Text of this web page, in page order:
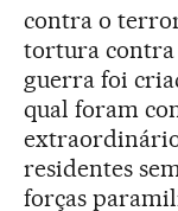
contra o
tortura contra
guerra foi
qual foram
residentes
forças